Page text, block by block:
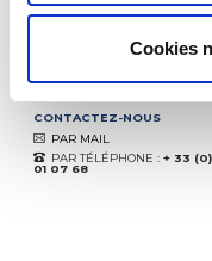
Cookies
CONTACTEZ-NOUS
PAR MAIL
PAR TÉLÉPHONE : + 33
01 07 68